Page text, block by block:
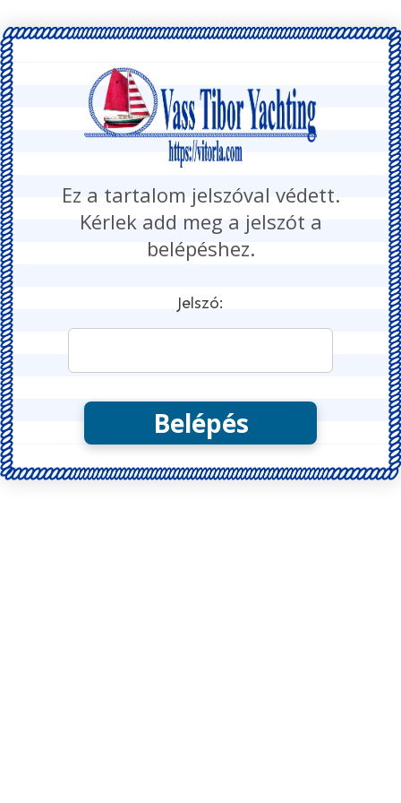
Ez a tartalom jelszóval védett.
Kérlek add meg a jelszót a
belépéshez.
Jelszó: